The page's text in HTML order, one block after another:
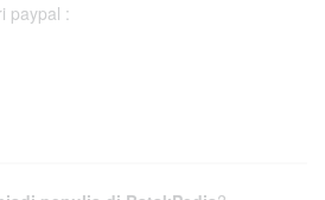
paypal :